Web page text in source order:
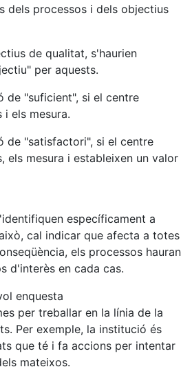
dels processos i dels objectius
de qualitat, s'haurien
per aquests.
de "suficient", si el centre
els mesura.
de "satisfactori", si el centre
els mesura i estableixen un valor
específicament a
cal indicar que afecta a totes
els processos hauran
d'interès en cada cas.
enquesta
per treballar en la línia de la
Per exemple, la institució és
que té i fa accions per intentar
mateixos.